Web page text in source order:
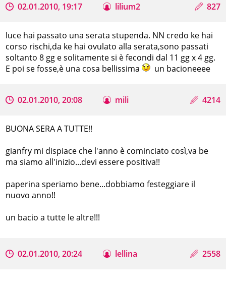
02.01.2010, 19:17 lilium2 827
luce hai passato una serata stupenda. NN credo ke hai
corso rischi,da ke hai ovulato alla serata,sono passati
soltanto 8 gg e solitamente si è fecondi dal 11 gg x 4 gg.
E poi se fosse,è una cosa bellissima
un bacioneeee
02.01.2010, 20:08 mili 4214
BUONA SERA A TUTTE!!
gianfry mi dispiace che l'anno è cominciato così,va be
ma siamo all'inizio...devi essere positiva!!
paperina speriamo bene...dobbiamo festeggiare il
nuovo anno!!
un bacio a tutte le altre!!!
02.01.2010, 20:24 lellina 2558